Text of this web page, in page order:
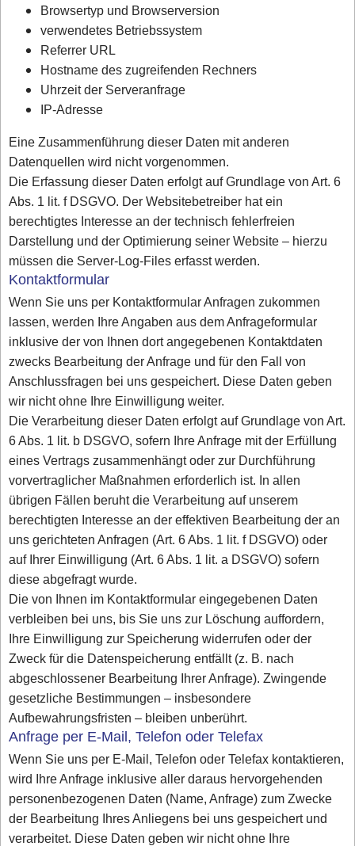
Browsertyp und Browserversion
verwendetes Betriebssystem
Referrer URL
Hostname des zugreifenden Rechners
Uhrzeit der Serveranfrage
IP-Adresse
Eine Zusammenführung dieser Daten mit anderen
Datenquellen wird nicht vorgenommen.
Die Erfassung dieser Daten erfolgt auf Grundlage von Art. 6
Abs. 1 lit. f DSGVO. Der Websitebetreiber hat ein
berechtigtes Interesse an der technisch fehlerfreien
Darstellung und der Optimierung seiner Website – hierzu
müssen die Server-Log-Files erfasst werden.
Kontaktformular
Wenn Sie uns per Kontaktformular Anfragen zukommen
lassen, werden Ihre Angaben aus dem Anfrageformular
inklusive der von Ihnen dort angegebenen Kontaktdaten
zwecks Bearbeitung der Anfrage und für den Fall von
Anschlussfragen bei uns gespeichert. Diese Daten geben
wir nicht ohne Ihre Einwilligung weiter.
Die Verarbeitung dieser Daten erfolgt auf Grundlage von Art.
6 Abs. 1 lit. b DSGVO, sofern Ihre Anfrage mit der Erfüllung
eines Vertrags zusammenhängt oder zur Durchführung
vorvertraglicher Maßnahmen erforderlich ist. In allen
übrigen Fällen beruht die Verarbeitung auf unserem
berechtigten Interesse an der effektiven Bearbeitung der an
uns gerichteten Anfragen (Art. 6 Abs. 1 lit. f DSGVO) oder
auf Ihrer Einwilligung (Art. 6 Abs. 1 lit. a DSGVO) sofern
diese abgefragt wurde.
Die von Ihnen im Kontaktformular eingegebenen Daten
verbleiben bei uns, bis Sie uns zur Löschung auffordern,
Ihre Einwilligung zur Speicherung widerrufen oder der
Zweck für die Datenspeicherung entfällt (z. B. nach
abgeschlossener Bearbeitung Ihrer Anfrage). Zwingende
gesetzliche Bestimmungen – insbesondere
Aufbewahrungsfristen – bleiben unberührt.
Anfrage per E-Mail, Telefon oder Telefax
Wenn Sie uns per E-Mail, Telefon oder Telefax kontaktieren,
wird Ihre Anfrage inklusive aller daraus hervorgehenden
personenbezogenen Daten (Name, Anfrage) zum Zwecke
der Bearbeitung Ihres Anliegens bei uns gespeichert und
verarbeitet. Diese Daten geben wir nicht ohne Ihre